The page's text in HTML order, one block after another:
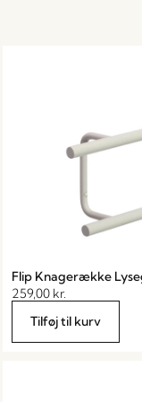
Flip Knagerække
259,00 kr.
Tilføj til kurv